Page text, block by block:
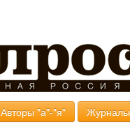
Авторы "а"-"я"